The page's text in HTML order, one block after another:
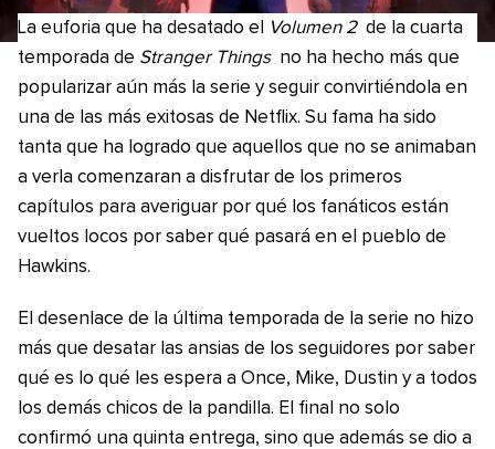
La euforia que ha desatado el Volumen 2 de la cuarta
temporada de Stranger Things no ha hecho más que
popularizar aún más la serie y seguir convirtiéndola en
una de las más exitosas de Netflix. Su fama ha sido
tanta que ha logrado que aquellos que no se animaban
a verla comenzaran a disfrutar de los primeros
capítulos para averiguar por qué los fanáticos están
vueltos locos por saber qué pasará en el pueblo de
Hawkins.
El desenlace de la última temporada de la serie no hizo
más que desatar las ansias de los seguidores por saber
qué es lo qué les espera a Once, Mike, Dustin y a todos
los demás chicos de la pandilla. El final no solo
confirmó una quinta entrega, sino que además se dio a